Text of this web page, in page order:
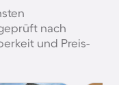
nach
und Preis-